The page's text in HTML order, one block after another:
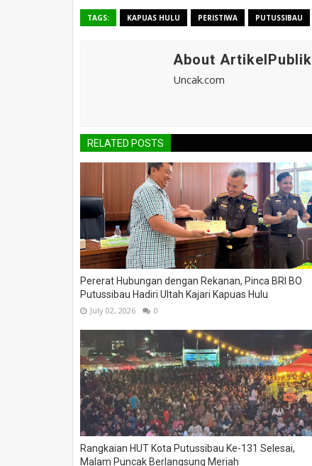
TAGS: KAPUAS HULU PERISTIWA PUTUSSIBAU
About ArtikelPublik
Uncak.com
RELATED POSTS
Pererat Hubungan dengan Rekanan, Pinca BRI BO
Putussibau Hadiri Ultah Kajari Kapuas Hulu
July 02, 2026 0
Rangkaian HUT Kota Putussibau Ke-131 Selesai,
Malam Puncak Berlangsung Meriah